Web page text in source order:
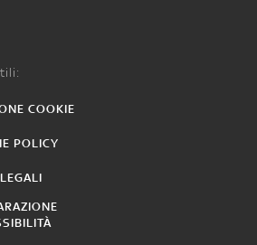
COOKIE
POLICY